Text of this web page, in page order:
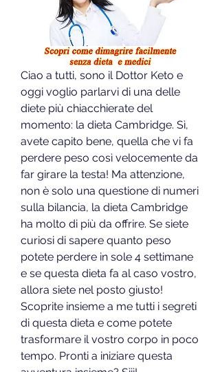
Ciao a tutti, sono il Dottor Keto e
oggi voglio parlarvi di una delle
diete più chiacchierate del
momento: la dieta Cambridge. Sì,
avete capito bene, quella che vi fa
perdere peso così velocemente da
far girare la testa! Ma attenzione,
non è solo una questione di numeri
sulla bilancia, la dieta Cambridge
ha molto di più da offrire. Se siete
curiosi di sapere quanto peso
potete perdere in sole 4 settimane
e se questa dieta fa al caso vostro,
allora siete nel posto giusto!
Scoprite insieme a me tutti i segreti
di questa dieta e come potete
trasformare il vostro corpo in poco
tempo. Pronti a iniziare questa